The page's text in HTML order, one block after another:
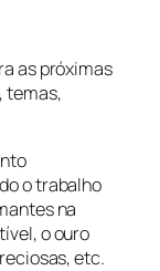
as próximas
temas,
o trabalho
na
o ouro
etc.